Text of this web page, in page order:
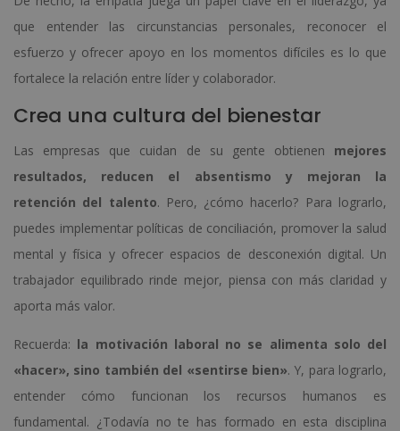
que entender las circunstancias personales, reconocer el
esfuerzo y ofrecer apoyo en los momentos difíciles es lo que
fortalece la relación entre líder y colaborador.
Crea una cultura del bienestar
Las empresas que cuidan de su gente obtienen mejores
resultados, reducen el absentismo y mejoran la
retención del talento. Pero, ¿cómo hacerlo? Para lograrlo,
puedes implementar políticas de conciliación, promover la salud
mental y física y ofrecer espacios de desconexión digital. Un
trabajador equilibrado rinde mejor, piensa con más claridad y
aporta más valor.
Recuerda: la motivación laboral no se alimenta solo del
«hacer», sino también del «sentirse bien». Y, para lograrlo,
entender cómo funcionan los recursos humanos es
fundamental. ¿Todavía no te has formado en esta disciplina